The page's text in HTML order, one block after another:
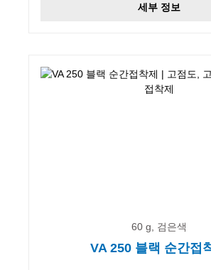
세부 정보
60 g, 검은색
VA 250 블랙 순간접